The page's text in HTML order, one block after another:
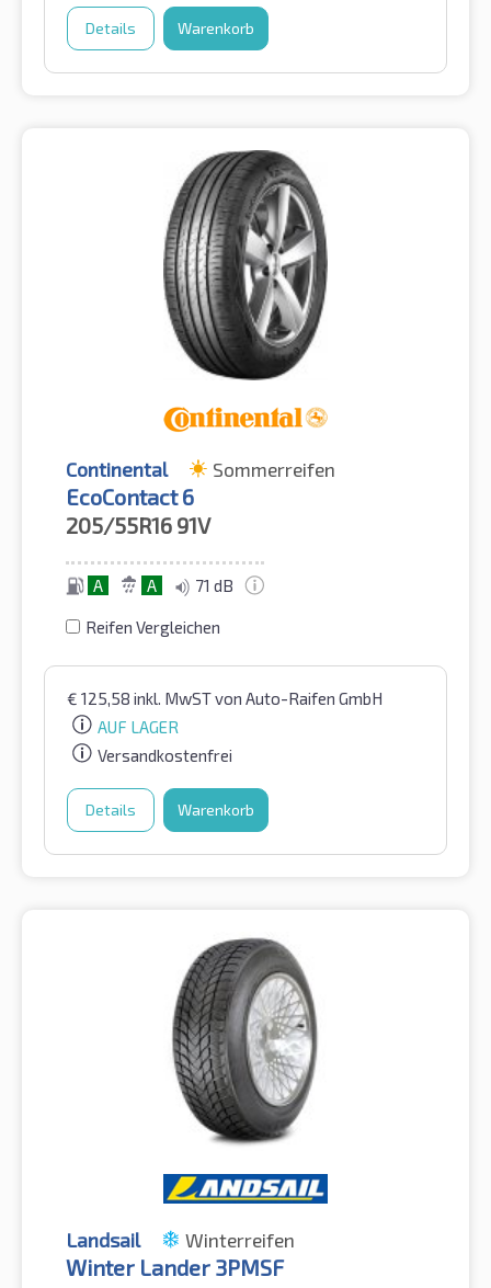
Details Warenkorb
Continental Sommerreifen
EcoContact 6
205/55R16 91V
A A 71 dB
Reifen Vergleichen
€ 125,58 inkl. MwSTvon Auto-Raifen GmbH
AUF LAGER
Versandkostenfrei
Details Warenkorb
Landsail Winterreifen
Winter Lander 3PMSF